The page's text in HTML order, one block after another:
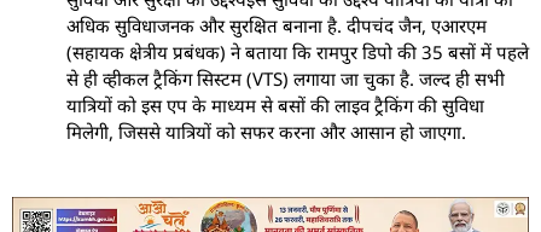
अधिक सुविधाजनक और सुरक्षित बनाना है. दीपचंद जैन, एआरएम
(सहायक क्षेत्रीय प्रबंधक) ने बताया कि रामपुर डिपो की 35 बसों में पहले
से ही व्हीकल ट्रैकिंग सिस्टम (VTS) लगाया जा चुका है. जल्द ही सभी
यात्रियों को इस एप के माध्यम से बसों की लाइव ट्रैकिंग की सुविधा
मिलेगी, जिससे यात्रियों को सफर करना और आसान हो जाएगा.